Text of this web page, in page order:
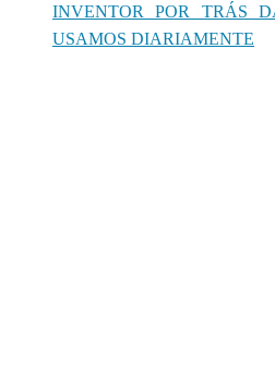
INVENTOR POR TRÁS
USAMOS DIARIAMENTE